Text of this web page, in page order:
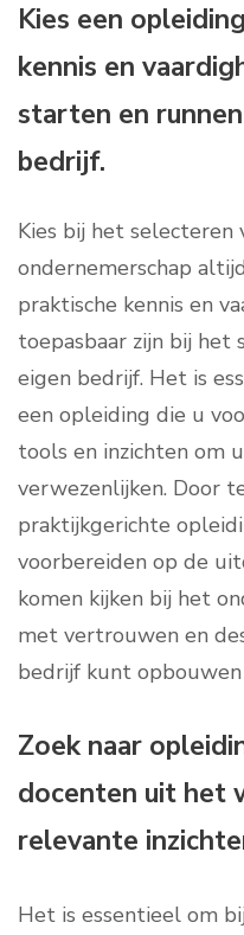
Kies een
kennis en
starten en
bedrijf.
Kies bij het selecteren
ondernemerschap
praktische kennis en
toepasbaar zijn bij het
eigen bedrijf. Het is
een opleiding die u
tools en inzichten om
verwezenlijken. Door
praktijkgerichte
voorbereiden op de
komen kijken bij het
met vertrouwen en
bedrijf kunt
Zoek naar
docenten uit het
relevante
Het is essentieel om